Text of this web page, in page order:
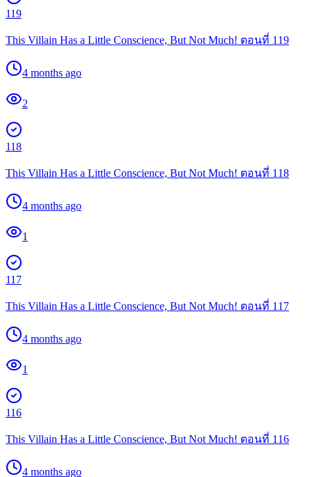
119
This Villain Has a Little Conscience, But Not Much! ตอนที่ 119
4 months ago
2
118
This Villain Has a Little Conscience, But Not Much! ตอนที่ 118
4 months ago
1
117
This Villain Has a Little Conscience, But Not Much! ตอนที่ 117
4 months ago
1
116
This Villain Has a Little Conscience, But Not Much! ตอนที่ 116
4 months ago